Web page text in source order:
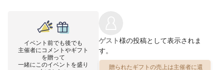
イベント前でも後でも
主催者にコメントやギフト
を贈って
一緒にこのイベントを盛り
ゲスト様の投稿として表示されま
す。
贈られたギフトの売上は主催者に還